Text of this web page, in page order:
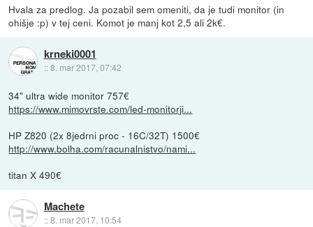
Hvala za predlog. Ja pozabil sem omeniti, da je tudi monitor (in
ohišje :p) v tej ceni. Komot je manj kot 2,5 ali 2k€.
krneki0001
::8. mar 2017, 07:42
34" ultra wide monitor 757€
https://www.mimovrste.com/led-monitorji...
HP Z820 (2x 8jedrni proc - 16C/32T) 1500€
http://www.bolha.com/racunalnistvo/nami...
titan X 490€
Machete
::8. mar 2017, 10:54